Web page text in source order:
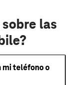
las
mi teléfono o